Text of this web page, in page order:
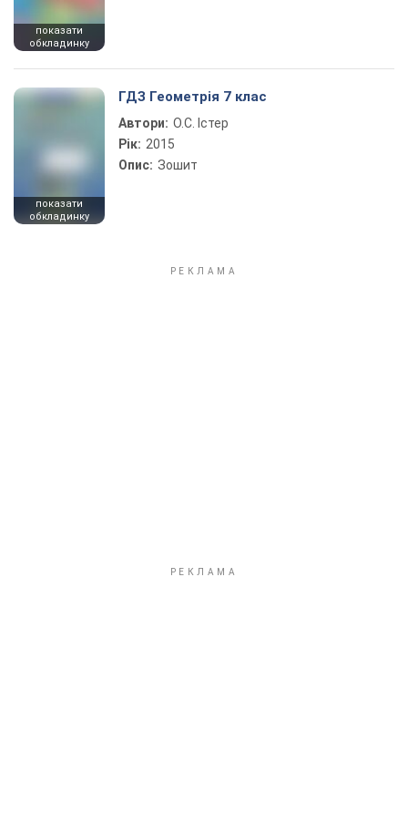
показати
обкладинку
показати
обкладинку
ГДЗ Геометрія 7 клас
Автори: О.С. Істер
Рік: 2015
Опис: Зошит